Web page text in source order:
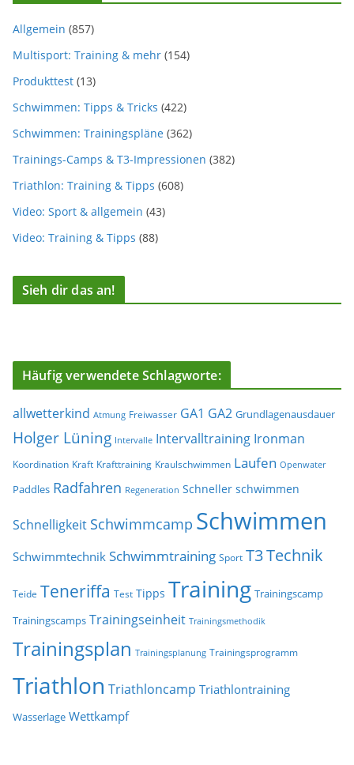
Allgemein (857)
Multisport: Training & mehr (154)
Produkttest (13)
Schwimmen: Tipps & Tricks (422)
Schwimmen: Trainingspläne (362)
Trainings-Camps & T3-Impressionen (382)
Triathlon: Training & Tipps (608)
Video: Sport & allgemein (43)
Video: Training & Tipps (88)
Sieh dir das an!
Häufig verwendete Schlagworte:
allwetterkind Atmung Freiwasser GA1 GA2 Grundlagenausdauer
Holger Lüning Intervalle Intervalltraining Ironman
Koordination Kraft Krafttraining Kraulschwimmen Laufen Openwater
Paddles Radfahren Regeneration Schneller schwimmen
Schnelligkeit Schwimmcamp Schwimmen
Schwimmtechnik Schwimmtraining Sport T3Technik
Teide Teneriffa Test Tipps Training Trainingscamp
Trainingscamps Trainingseinheit Trainingsmethodik
Trainingsplan Trainingsplanung Trainingsprogramm
Triathlon Triathloncamp Triathlontraining
Wasserlage Wettkampf